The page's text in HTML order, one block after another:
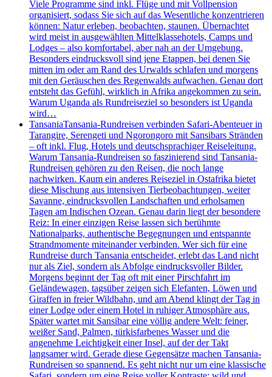
Viele Programme sind inkl. Flüge und mit Vollpension
organisiert, sodass Sie sich auf das Wesentliche konzentrieren
können: Natur erleben, beobachten, staunen. Übernachtet
wird meist in ausgewählten Mittelklassehotels, Camps und
Lodges – also komfortabel, aber nah an der Umgebung.
Besonders eindrucksvoll sind jene Etappen, bei denen Sie
mitten im oder am Rand des Urwalds schlafen und morgens
mit den Geräuschen des Regenwalds aufwachen. Genau dort
entsteht das Gefühl, wirklich in Afrika angekommen zu sein.
Warum Uganda als Rundreiseziel so besonders ist Uganda
wird…
TansaniaTansania-Rundreisen verbinden Safari-Abenteuer in
Tarangire, Serengeti und Ngorongoro mit Sansibars Stränden
– oft inkl. Flug, Hotels und deutschsprachiger Reiseleitung.
Warum Tansania-Rundreisen so faszinierend sind Tansania-
Rundreisen gehören zu den Reisen, die noch lange
nachwirken. Kaum ein anderes Reiseziel in Ostafrika bietet
diese Mischung aus intensiven Tierbeobachtungen, weiter
Savanne, eindrucksvollen Landschaften und erholsamen
Tagen am Indischen Ozean. Genau darin liegt der besondere
Reiz: In einer einzigen Reise lassen sich berühmte
Nationalparks, authentische Begegnungen und entspannte
Strandmomente miteinander verbinden. Wer sich für eine
Rundreise durch Tansania entscheidet, erlebt das Land nicht
nur als Ziel, sondern als Abfolge eindrucksvoller Bilder.
Morgens beginnt der Tag oft mit einer Pirschfahrt im
Geländewagen, tagsüber zeigen sich Elefanten, Löwen und
Giraffen in freier Wildbahn, und am Abend klingt der Tag in
einer Lodge oder einem Hotel in ruhiger Atmosphäre aus.
Später wartet mit Sansibar eine völlig andere Welt: feiner,
weißer Sand, Palmen, türkisfarbenes Wasser und die
angenehme Leichtigkeit einer Insel, auf der der Takt
langsamer wird. Gerade diese Gegensätze machen Tansania-
Rundreisen so spannend. Es geht nicht nur um eine klassische